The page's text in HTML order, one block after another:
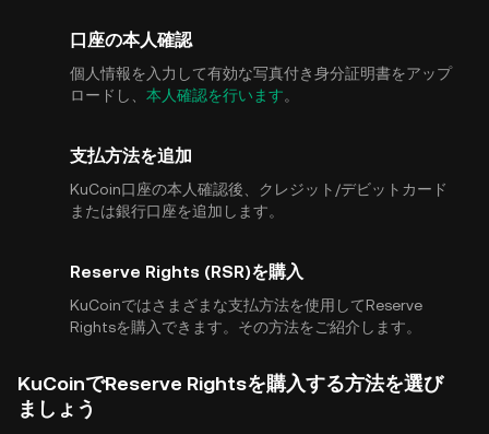
口座の本人確認
個人情報を入力して有効な写真付き身分証明書をアップ
ロードし、 本人確認を行います。
支払方法を追加
KuCoin口座の本人確認後、クレジット/デビットカード
または銀行口座を追加します。
Reserve Rights (RSR)を購入
KuCoinではさまざまな支払方法を使用してReserve
Rightsを購入できます。その方法をご紹介します。
KuCoinでReserve Rightsを購入する方法を選び
ましょう